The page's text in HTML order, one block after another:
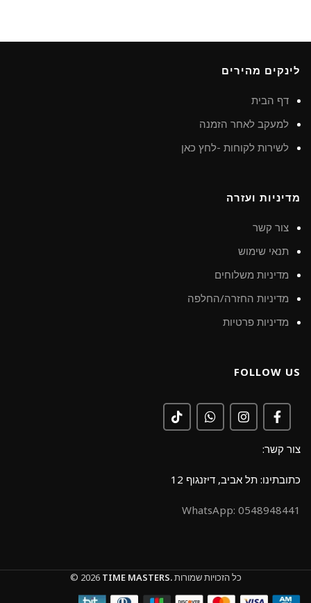
לינקים מהירים
דף הבית
למעקב לאחר הזמנה
לשירות לקוחות -לחץ כאן
מדיניות ועזרה
צור קשר
תנאי שימוש
מדיניות משלוחים
מדיניות החזרה/החלפה
מדיניות פרטיות
FOLLOW US
צור קשר:
כתובתינו: תל אביב, דיזנגוף 12
0548948441 :WhatsApp
© 2026 TIME MASTERS.כל הזכויות שמורות